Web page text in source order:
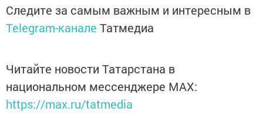
Следите за самым важным и интересным в
Telegram-канале Татмедиа
Читайте новости Татарстана в
национальном мессенджере MАХ:
https://max.ru/tatmedia